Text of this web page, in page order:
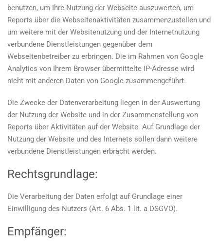
benutzen, um Ihre Nutzung der Webseite auszuwerten, um
Reports über die Webseitenaktivitäten zusammenzustellen und
um weitere mit der Websitenutzung und der Internetnutzung
verbundene Dienstleistungen gegenüber dem
Webseitenbetreiber zu erbringen. Die im Rahmen von Google
Analytics von Ihrem Browser übermittelte IP-Adresse wird
nicht mit anderen Daten von Google zusammengeführt.
Die Zwecke der Datenverarbeitung liegen in der Auswertung
der Nutzung der Website und in der Zusammenstellung von
Reports über Aktivitäten auf der Website. Auf Grundlage der
Nutzung der Website und des Internets sollen dann weitere
verbundene Dienstleistungen erbracht werden.
Rechtsgrundlage:
Die Verarbeitung der Daten erfolgt auf Grundlage einer
Einwilligung des Nutzers (Art. 6 Abs. 1 lit. a DSGVO).
Empfänger: